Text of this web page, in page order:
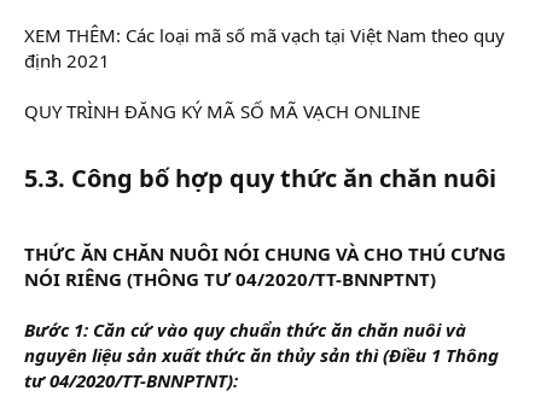
XEM THÊM: Các loại mã số mã vạch tại Việt Nam theo quy
định 2021
QUY TRÌNH ĐĂNG KÝ MÃ SỐ MÃ VẠCH ONLINE
5.3. Công bố hợp quy thức ăn chăn nuôi
THỨC ĂN CHĂN NUÔI NÓI CHUNG VÀ CHO THÚ CƯNG
NÓI RIÊNG (THÔNG TƯ 04/2020/TT-BNNPTNT)
Bước 1: Căn cứ vào quy chuẩn thức ăn chăn nuôi và
nguyên liệu sản xuất thức ăn thủy sản thì (Điều 1 Thông
tư 04/2020/TT-BNNPTNT):